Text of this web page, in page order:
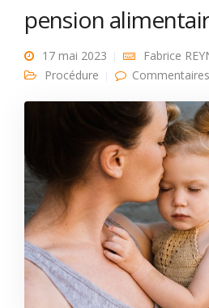
pension
17 mai 2023
Fabrice
Procédure